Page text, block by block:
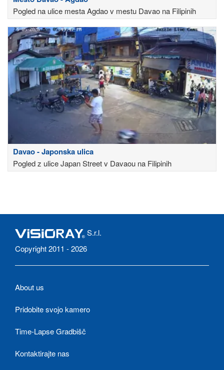
Pogled na ulice mesta Agdao v mestu Davao na Filipinih
Davao - Japonska ulica
Pogled z ulice Japan Street v Davaou na Filipinih
S.r.l.
Copyright 2011 - 2026
About us
Pridobite svojo kamero
Time-Lapse Gradbišč
Kontaktirajte nas